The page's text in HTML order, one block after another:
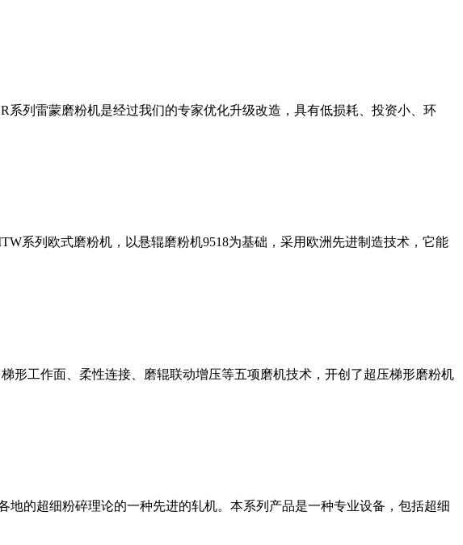
列雷蒙磨粉机是经过我们的专家优化升级改造，具有低损耗、投资小、环
系列欧式磨粉机，以悬辊磨粉机9518为基础，采用欧洲先进制造技术，它能
形工作面、柔性连接、磨辊联动增压等五项磨机技术，开创了超压梯形磨粉机
的超细粉碎理论的一种先进的轧机。本系列产品是一种专业设备，包括超细